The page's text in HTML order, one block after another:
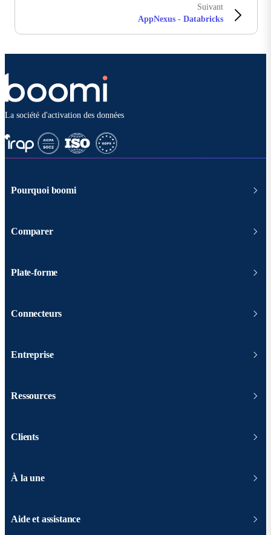
Suivant
AppNexus - Databricks
La société d'activation des données
Pourquoi boomi
Comparer
Plate-forme
Connecteurs
Entreprise
Ressources
Clients
À la une
Aide et assistance